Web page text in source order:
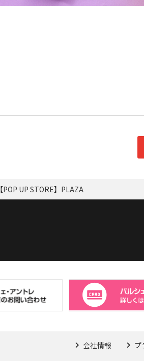
【POP UP STORE】PLAZA
会社情報 プ